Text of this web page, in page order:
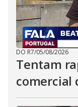
DO R7/05/08/2026
Tentam
comercial